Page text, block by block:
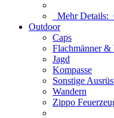
Mehr Details:
Outdoor
Caps
Flachmänner &
Jagd
Kompasse
Sonstige
Wandern
Zippo